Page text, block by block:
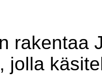
rakentaa
jolla